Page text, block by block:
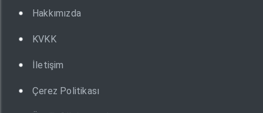
Hakkımızda
KVKK
İletişim
Çerez Politikası